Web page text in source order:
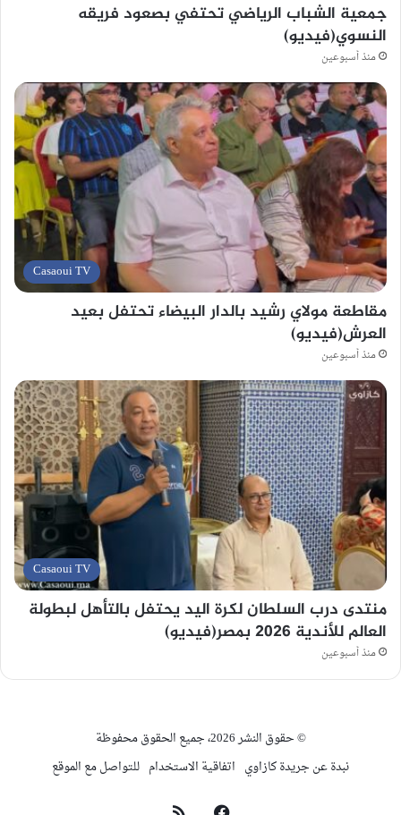
جمعية الشباب الرياضي تحتفي بصعود فريقه
النسوي(فيديو)
منذ أسبوعين
Casaoui TV
مقاطعة مولاي رشيد بالدار البيضاء تحتفل بعيد
العرش(فيديو)
منذ أسبوعين
Casaoui TV
منتدى درب السلطان لكرة اليد يحتفل بالتأهل لبطولة
العالم للأندية 2026 بمصر(فيديو)
منذ أسبوعين
© حقوق النشر 2026، جميع الحقوق محفوظة
نبدة عن جريدة كازاوي اتفاقية الاستخدام للتواصل مع الموقع